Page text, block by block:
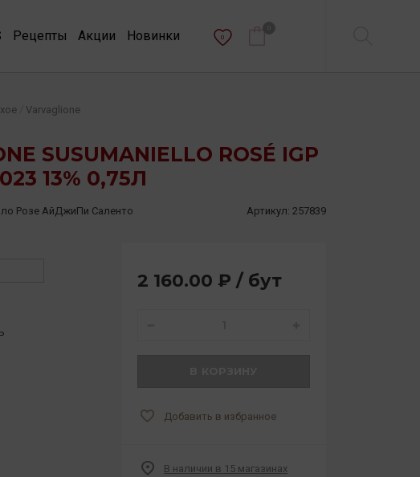
Рецепты Акции Новинки 0
SUSUMANIELLO ROSÉ IGP
13% 0,75Л
Varvaglione
Розе АйДжиПи Саленто Артикул: 257839
2 160.00 ₽ / бут
Добавить в избранное
В наличии в 15 магазинах